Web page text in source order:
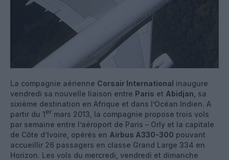
La compagnie aérienne Corsair International inaugure
vendredi sa nouvelle liaison entre Paris et Abidjan , sa
sixième destination en Afrique et dans l’Océan Indien. A
partir du 1er mars 2013, la compagnie propose trois vols
par semaine entre l’aéroport de Paris – Orly et la capitale
de Côte d’Ivoire, opérés en Airbus A330-300 pouvant
accueillir 26 passagers en classe Grand Large 334 en
Horizon. Les vols du mercredi, vendredi et dimanche